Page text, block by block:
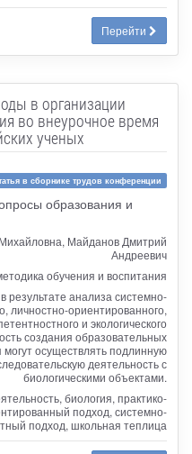
Перейти
в организации
во внеурочное время
ученых
в сборнике трудов конференции
образования и
Майданов Дмитрий
Андреевич
обучения и воспитания
результате анализа системно-
личностно-ориентированного,
и экологического
создания образовательных
осуществлять подлинную
деятельность с
биологическими объектами.
биология, практико-
подход, системно-
подход, школьная теплица